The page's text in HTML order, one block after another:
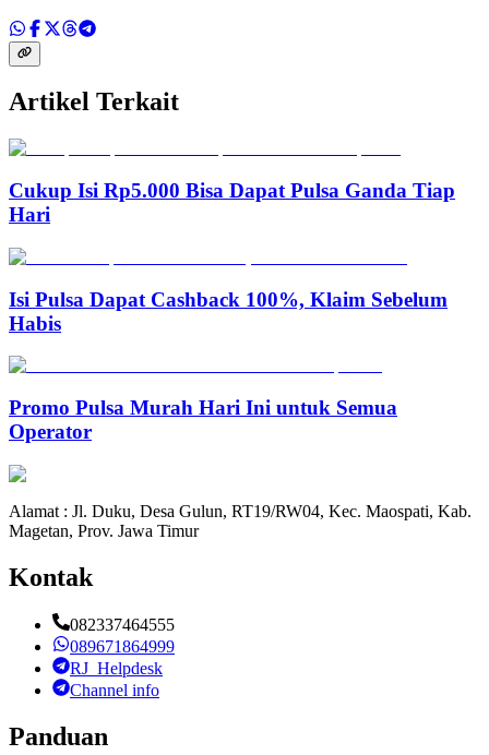
Artikel Terkait
Cukup Isi Rp5.000 Bisa Dapat Pulsa Ganda Tiap
Hari
Isi Pulsa Dapat Cashback 100%, Klaim Sebelum
Habis
Promo Pulsa Murah Hari Ini untuk Semua
Operator
Alamat : Jl. Duku, Desa Gulun, RT19/RW04, Kec. Maospati, Kab.
Magetan, Prov. Jawa Timur
Kontak
082337464555
089671864999
RJ_Helpdesk
Channel info
Panduan